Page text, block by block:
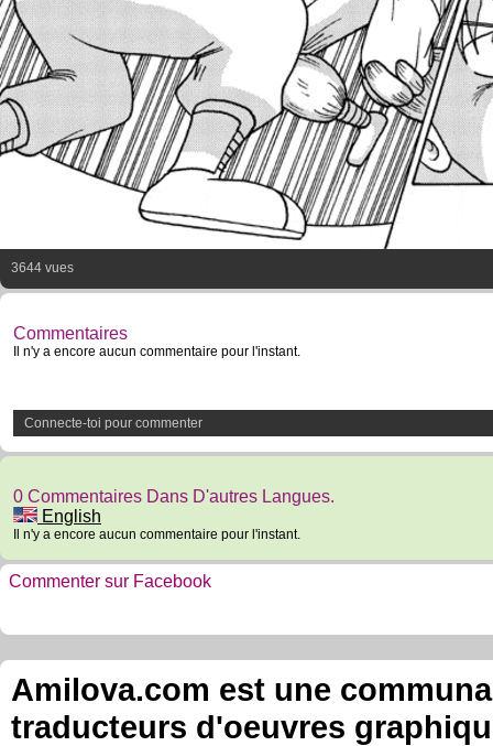
3644 vues
Commentaires
Il n'y a encore aucun commentaire pour l'instant.
Connecte-toi pour commenter
0 Commentaires Dans D'autres Langues.
English
Il n'y a encore aucun commentaire pour l'instant.
Commenter sur Facebook
Amilova.com est une
traducteurs d'oeuvres